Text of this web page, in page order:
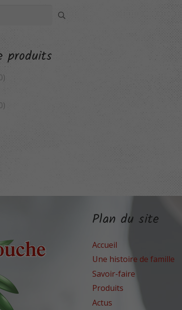
produits
Plan du site
Accueil
Une histoire de famille
Savoir-faire
Produits
Actus